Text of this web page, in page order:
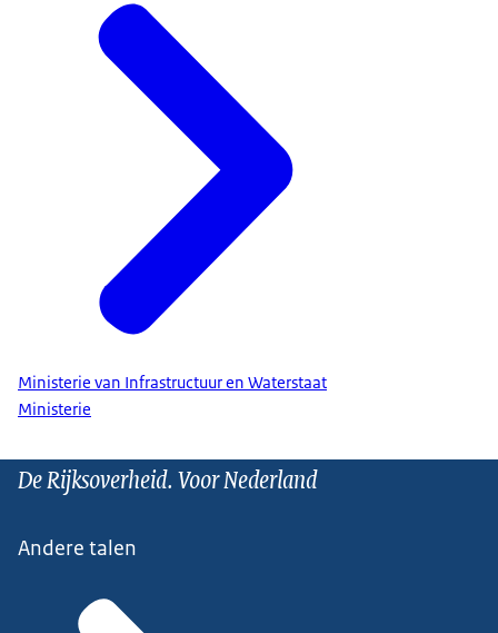
Ministerie van Infrastructuur en Waterstaat
Ministerie
De Rijksoverheid. Voor Nederland
Andere talen